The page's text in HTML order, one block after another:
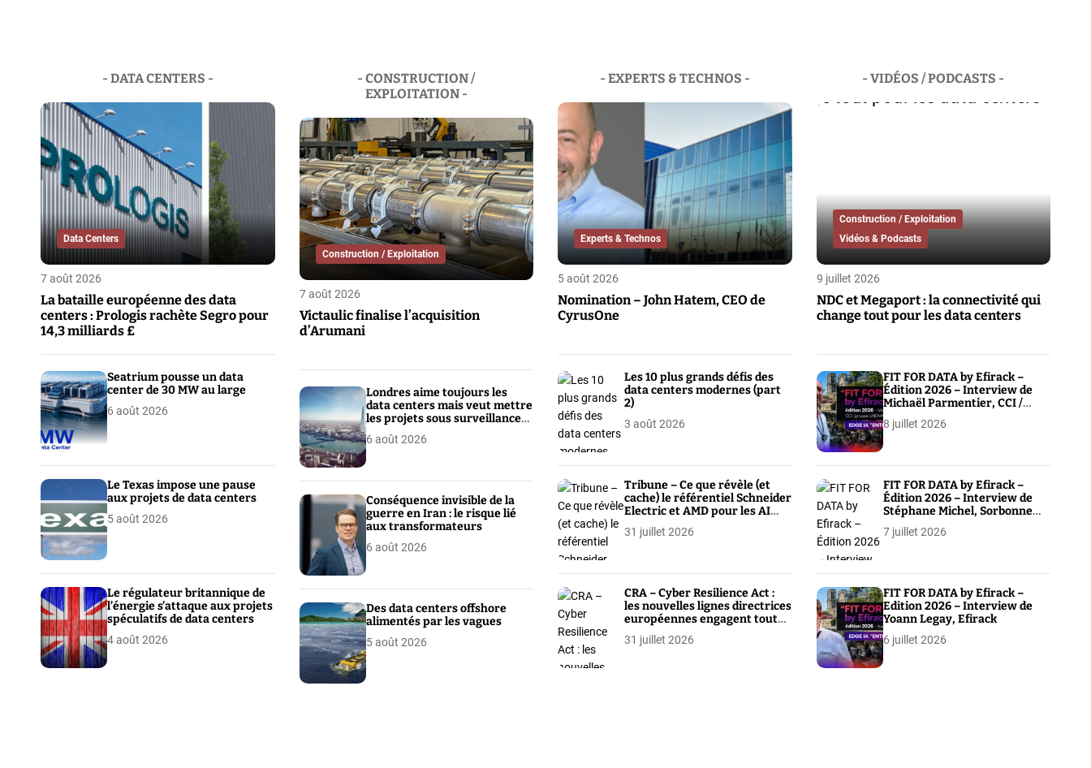
- DATA CENTERS -
Data Centers
7 août 2026
La bataille européenne des data
centers : Prologis rachète Segro pour
14,3 milliards £
Seatrium pousse un data
center de 30 MW au large
6 août 2026
Le Texas impose une pause
aux projets de data centers
5 août 2026
Le régulateur britannique de
l’énergie s’attaque aux projets
spéculatifs de data centers
4 août 2026
- CONSTRUCTION /
EXPLOITATION -
Construction / Exploitation
7 août 2026
Victaulic finalise l’acquisition
d’Arumani
Londres aime toujours les
data centers mais veut mettre
les projets sous surveillance
renforcée
6 août 2026
Conséquence invisible de la
guerre en Iran : le risque lié
aux transformateurs
6 août 2026
Des data centers offshore
alimentés par les vagues
5 août 2026
- EXPERTS & TECHNOS -
Experts & Technos
5 août 2026
Nomination – John Hatem, CEO de
CyrusOne
Les 10 plus grands défis des
data centers modernes (part
2)
3 août 2026
Tribune – Ce que révèle (et
cache) le référentiel Schneider
Electric et AMD pour les AI
Factories
31 juillet 2026
CRA – Cyber Resilience Act :
les nouvelles lignes directrices
européennes engagent toute
la chaîne
d’approvisionnement
31 juillet 2026
- VIDÉOS / PODCASTS -
Construction / Exploitation
Vidéos & Podcasts
9 juillet 2026
NDC et Megaport : la connectivité qui
change tout pour les data centers
FIT FOR DATA by Efirack –
Édition 2026 – Interview de
Michaël Parmentier, CCI /
Groupe UNOVA
8 juillet 2026
FIT FOR DATA by Efirack –
Édition 2026 – Interview de
Stéphane Michel, Sorbonne
Université
7 juillet 2026
FIT FOR DATA by Efirack –
Edition 2026 – Interview de
Yoann Legay, Efirack
6 juillet 2026